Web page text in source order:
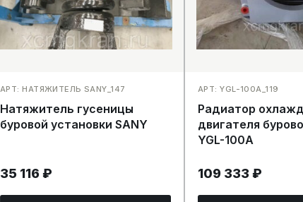
АРТ: НАТЯЖИТЕЛЬ SANY_147
Натяжитель гусеницы
буровой установки SANY
35 116 ₽
АРТ: YGL-100A_119
Радиатор
двигателя
YGL-100A
109 333 ₽